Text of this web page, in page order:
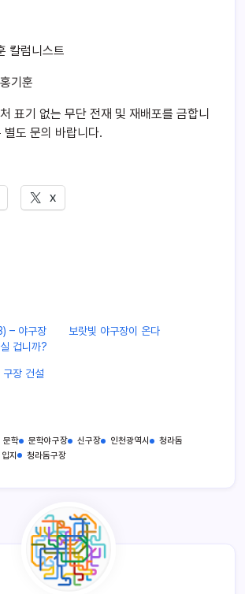
칼럼니스트
기훈
표기 없는 무단 전재 및 재배포를 금합니
별도 문의 바랍니다.
X
– 야구장
겁니까?
보랏빛 야구장이 온다
장 건설
문학 문학야구장 신구장 인천광역시
청라돔
지 청라돔구장